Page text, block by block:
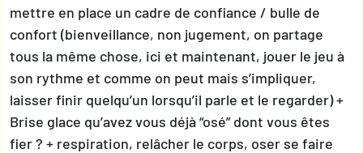
mettre en place un cadre de confiance / bulle de
confort (bienveillance, non jugement, on partage
tous la même chose, ici et maintenant, jouer le jeu à
son rythme et comme on peut mais s’impliquer,
laisser finir quelqu’un lorsqu’il parle et le regarder) +
Brise glace qu’avez vous déjà “osé” dont vous êtes
fier ? + respiration, relâcher le corps, oser se faire